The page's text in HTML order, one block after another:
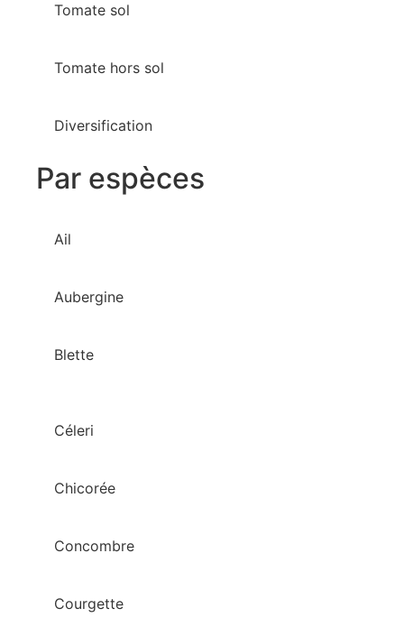
Tomate sol
Tomate hors sol
Diversification
Par espèces
Ail
Aubergine
Blette
Céleri
Chicorée
Concombre
Courgette